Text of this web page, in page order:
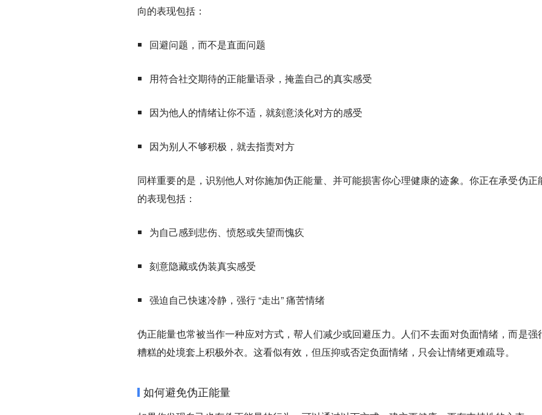
向的表现包括：
回避问题，而不是直面问题
用符合社交期待的正能量语录，掩盖自己的真实感受
因为他人的情绪让你不适，就刻意淡化对方的感受
因为别人不够积极，就去指责对方
同样重要的是，识别他人对你施加伪正能量、并可能损害你心理健康的迹象。你正在承受伪正
的表现包括：
为自己感到悲伤、愤怒或失望而愧疚
刻意隐藏或伪装真实感受
强迫自己快速冷静，强行 “走出” 痛苦情绪
伪正能量也常被当作一种应对方式，帮人们减少或回避压力。人们不去面对负面情绪，而是强
糟糕的处境套上积极外衣。这看似有效，但压抑或否定负面情绪，只会让情绪更难疏导。
如何避免伪正能量